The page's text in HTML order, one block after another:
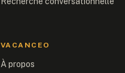
VACANCEO
À propos